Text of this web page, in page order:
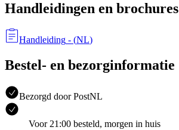
Handleidingen en brochures
Handleiding - (NL)
Bestel- en bezorginformatie
Bezorgd door PostNL
Voor 21:00 besteld, morgen in huis